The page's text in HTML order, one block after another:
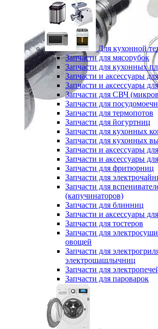
Для кухонной
Запчасти для мясорубок
Запчасти для кухонных
Запчасти и аксессуары
Запчасти и аксессуары
Запчасти для СВЧ
Запчасти для
Запчасти для термопотов
Запчасти для йогуртниц
Запчасти для кухонных
Запчасти для кухонных
Запчасти и аксессуары
Запчасти и аксессуары
Запчасти для фритюрниц
Запчасти для
Запчасти для
(капучинаторов)
Запчасти для блинниц
Запчасти и аксессуары
Запчасти для тостеров
Запчасти для
овощей
Запчасти для
электрошашлычниц
Запчасти для
Запчасти для пароварок